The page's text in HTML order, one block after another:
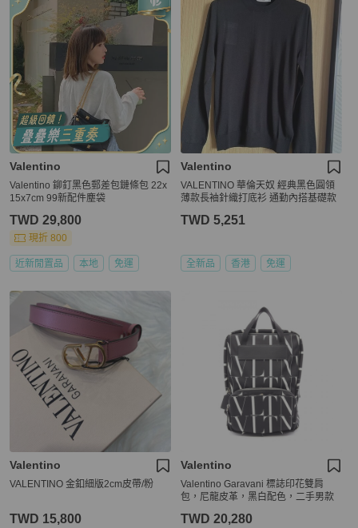
Valentino
Valentino 鉚釘黑色郵差包鏈條包 22x
15x7cm 99新配件塵袋
TWD 29,800
現折 800
近新閒置品 本地 免運
Valentino
VALENTINO 華倫天奴 經典黑色圓領
薄款長袖針織打底衫 通勤內搭基礎款
TWD 5,251
全新品 香港 免運
Valentino
VALENTINO 金釦細版2cm皮帶/粉
TWD 15,800
Valentino
Valentino Garavani 標誌印花雙肩
包，尼龍皮革，黑白配色，二手男款
TWD 20,280